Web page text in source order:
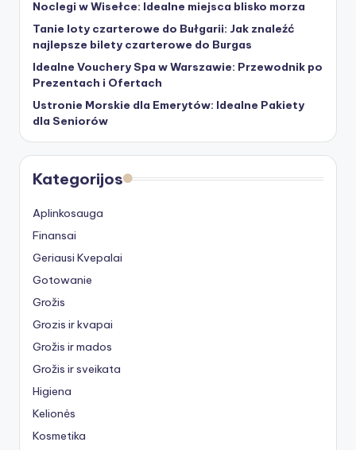
Noclegi w Wisełce: Idealne miejsca blisko morza
Tanie loty czarterowe do Bułgarii: Jak znaleźć
najlepsze bilety czarterowe do Burgas
Idealne Vouchery Spa w Warszawie: Przewodnik po
Prezentach i Ofertach
Ustronie Morskie dla Emerytów: Idealne Pakiety
dla Seniorów
Kategorijos
Aplinkosauga
Finansai
Geriausi Kvepalai
Gotowanie
Grožis
Grozis ir kvapai
Grožis ir mados
Grožis ir sveikata
Higiena
Kelionės
Kosmetika